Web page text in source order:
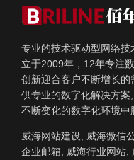
专业的技术驱动型网络技
立于2009年，12年专注
创新迎合客户不断增长的
供专业的数字化解决方案
不断变化的数字化环境中
威海网站建设, 威海微信
企业邮箱, 威海行业网站,